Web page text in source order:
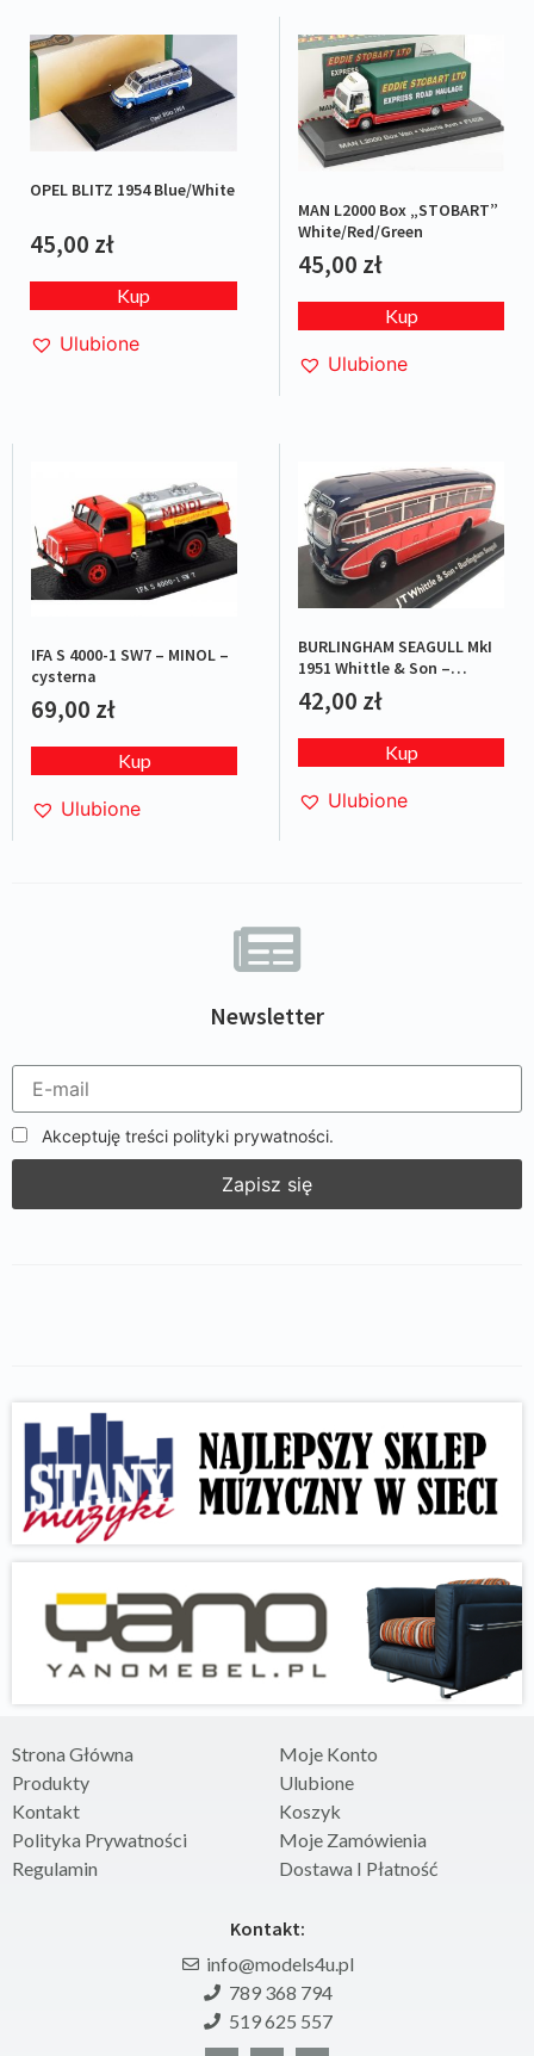
Newsletter
Akceptuję treści polityki prywatności.
OPEL BLITZ 1954 Blue/White
45,00 zł
Kup
Ulubione
MAN L2000 Box „STOBART”
White/Red/Green
45,00 zł
Kup
Ulubione
IFA S 4000-1 SW7 – MINOL –
cysterna
69,00 zł
Kup
Ulubione
BURLINGHAM SEAGULL MkI
1951 Whittle & Son –
Red/Blue
42,00 zł
Kup
Ulubione
Strona Główna
Produkty
Kontakt
Polityka Prywatności
Regulamin
Moje Konto
Ulubione
Koszyk
Moje Zamówienia
Dostawa I Płatność
Kontakt:
info@models4u.pl
789 368 794
519 625 557